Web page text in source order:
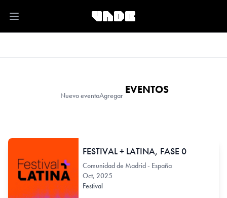
Open main menu
Nuevo eventoAgregar EVENTOS
FESTIVAL + LATINA, FASE 0
Comunidad de Madrid - España
Oct, 2025
Festival